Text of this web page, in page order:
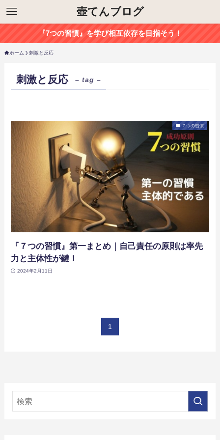
壺てんブログ
『7つの習慣』を学び相互依存を目指そう！
ホーム 刺激と反応
刺激と反応 – tag –
７つの習慣
『７つの習慣』第一まとめ｜自己責任の原則は率先
力と主体性が鍵！
2024年2月11日
1